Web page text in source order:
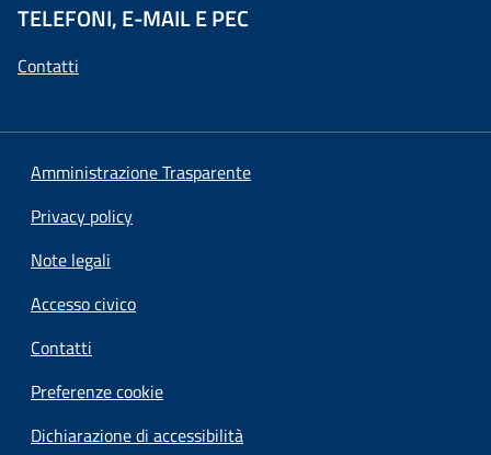
TELEFONI, E-MAIL E PEC
Contatti
Amministrazione Trasparente
Privacy policy
Note legali
Accesso civico
Contatti
Preferenze cookie
Dichiarazione di accessibilità